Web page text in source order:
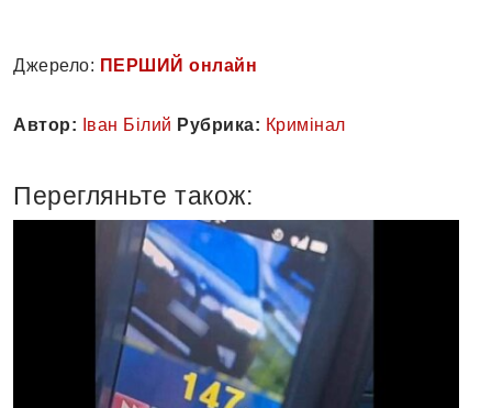
Джерело: ПЕРШИЙ онлайн
Автор: Іван Білий Рубрика: Кримінал
Перегляньте також: